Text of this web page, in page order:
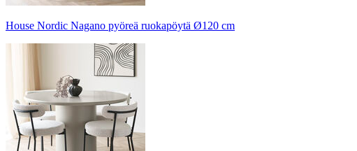
House Nordic Nagano pyöreä ruokapöytä Ø120 cm